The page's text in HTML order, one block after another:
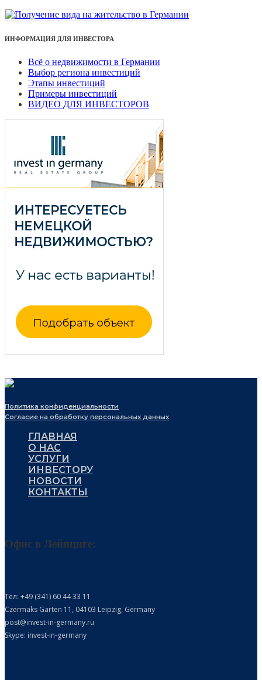
ИНФОРМАЦИЯ ДЛЯ ИНВЕСТОРА
Всё о недвижимости в Германии
Выбор региона инвестиций
Этапы инвестиций
Примеры инвестиций
ВИДЕО ДЛЯ ИНВЕСТОРОВ
Политика конфиденциальности
Согласие на обработку персональных данных
ГЛАВНАЯ
О НАС
УСЛУГИ
ИНВЕСТОРУ
НОВОСТИ
КОНТАКТЫ
Офис в Лейпциге:
Тел: +49 (341) 60 44 33 11
Czermaks Garten 11, 04103 Leipzig, Germany
post@invest-in-germany.ru
Skype: invest-in-germany